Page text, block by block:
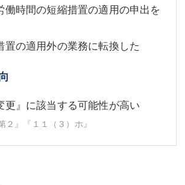
働時間の短縮措置の適用の申出を
置の適用外の業務に転換した
更』に該当する可能性が高い
２』『１１（３）ホ』